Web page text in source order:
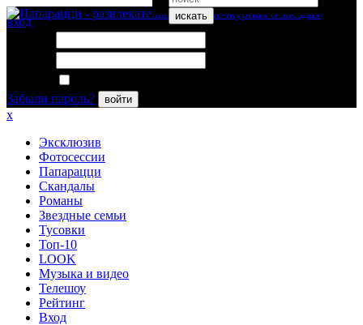
искать
вход
Забыли пароль?
войти
x
Эксклюзив
Фотосессии
Папарацци
Скандалы
Романы
Звездные семьи
Тусовки
Топ-10
LOOK
Музыка и видео
Телешоу
Рейтинг
Вход